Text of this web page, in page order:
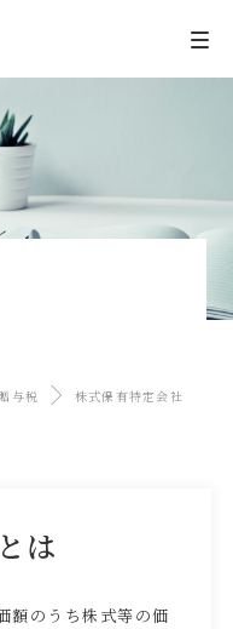
与税 株式保有特定会社
は
額のうち株式等の価